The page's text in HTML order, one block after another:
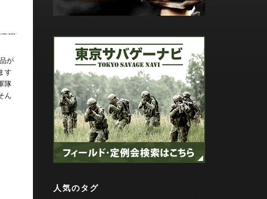
が
す
隊
ん
人気のタグ